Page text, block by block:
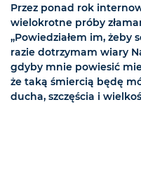
Przez ponad rok
wielokrotne próby
„Powiedziałem im, żeby
razie dotrzymam wiary
gdyby mnie powiesić
że taką śmiercią będę
ducha, szczęścia i